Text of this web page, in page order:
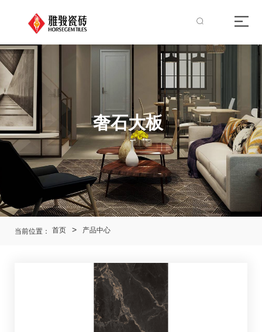
奢石大板
当前位置： 首页 产品中心